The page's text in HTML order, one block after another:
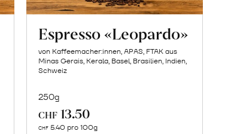
Espresso «Leopardo»
von Kaffeemacher:innen, APAS, FTAK aus
Minas Gerais, Kerala, Basel, Brasilien, Indien,
Schweiz
250g
CHF 13.50
CHF 5.40 pro 100g